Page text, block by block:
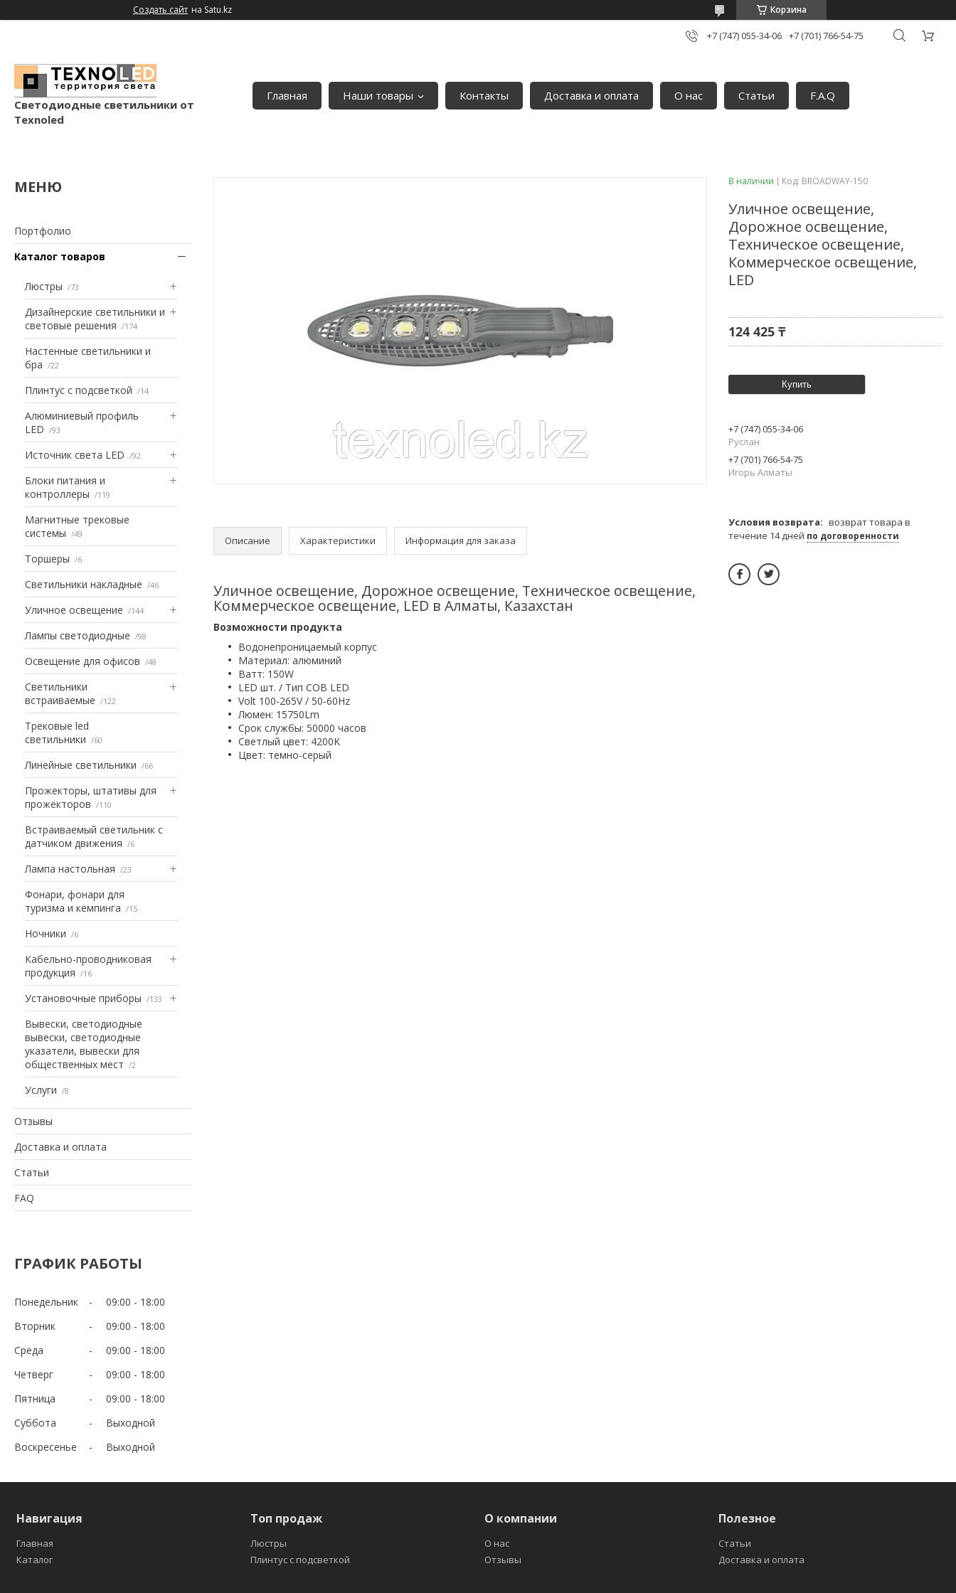
Создать сайт на Satu.kz Корзина
+7 (747) 055-34-06 +7 (701) 766-54-75
Светодиодные светильники от
Texnoled
Главная Наши товары Контакты Доставка и оплата О нас Статьи F.A.Q
Портфолио
Каталог товаров
Люстры 73
Дизайнерские светильники и
световые решения
174
Настенные светильники и
бра
22
Плинтус с подсветкой 14
Алюминиевый профиль
LED
93
Источник света LED 92
Блоки питания и
контроллеры
119
Магнитные трековые
системы
49
Торшеры 6
Светильники накладные 46
Уличное освещение 144
Лампы светодиодные 98
Освещение для офисов 48
Светильники
встраиваемые
122
Трековые led
светильники
60
Линейные светильники 66
Прожекторы, штативы для
прожекторов
110
Встраиваемый светильник с
датчиком движения
6
Лампа настольная 23
Фонари, фонари для
туризма и кемпинга
15
Ночники 6
Кабельно-проводниковая
продукция
16
Установочные приборы 133
Вывески, светодиодные
вывески, светодиодные
указатели, вывески для
общественных мест
2
Услуги 8
Отзывы
Доставка и оплата
Статьи
FAQ
ГРАФИК РАБОТЫ
Понедельник 09:00
18:00
Вторник
09:00
18:00
Среда
09:00
18:00
Четверг
09:00
18:00
Пятница
09:00
18:00
Суббота
Выходной
Воскресенье
Выходной
Описание Характеристики Информация для заказа
Уличное освещение, Дорожное освещение, Техническое освещение,
Коммерческое освещение, LED в Алматы, Казахстан
Возможности продукта
Водонепроницаемый корпус
Материал: алюминий
Bатт: 150W
LED шт. / Тип COB LED
Volt 100-265V / 50-60Hz
Люмен: 15750Lm
Срок службы: 50000 часов
Светлый цвет: 4200K
Цвет: темно-серый
В наличии Код: BROADWAY-150
Уличное освещение,
Дорожное освещение,
Техническое освещение,
Коммерческое освещение,
LED
124 425 ₸
Купить
+7 (747) 055-34-06
Руслан
+7 (701) 766-54-75
Игорь Алматы
возврат товара в
течение 14 дней по договоренности
Навигация
Главная
Каталог
Топ продаж
Люстры
Плинтус с подсветкой
О компании
О нас
Отзывы
Полезное
Статьи
Доставка и оплата